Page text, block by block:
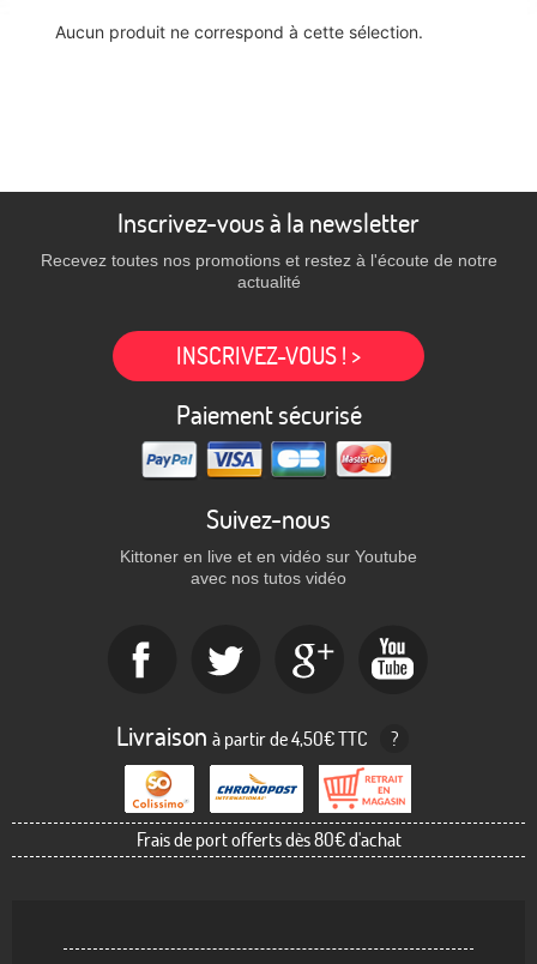
Aucun produit ne correspond à cette sélection.
Inscrivez-vous à la newsletter
Recevez toutes nos promotions et restez à l'écoute de notre
actualité
INSCRIVEZ-VOUS ! >
Paiement sécurisé
Suivez-nous
Kittoner en live et en vidéo sur Youtube
avec nos tutos vidéo
Livraison à partir de 4,50€ TTC ?
Frais de port offerts dès 80€ d'achat